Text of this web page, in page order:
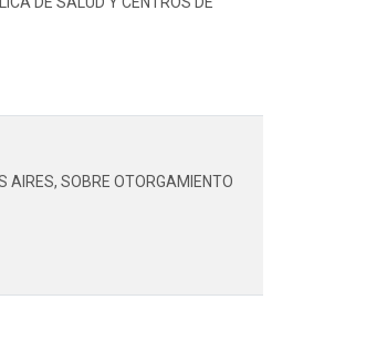
AIRES, SOBRE OTORGAMIENTO